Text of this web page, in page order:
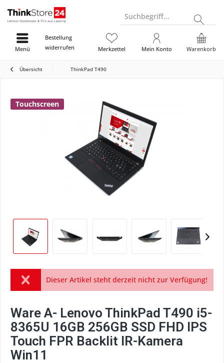
Suchbegriff...
Bestellung
widerrufen
Warenkorb
Merkzettel Mein Konto
Menü
Übersicht ThinkPad T490
Touchscreen
Dieser Artikel steht derzeit nicht zur Verfügung!
Ware A- Lenovo ThinkPad T490 i5-
8365U 16GB 256GB SSD FHD IPS
Touch FPR Backlit IR-Kamera
Win11